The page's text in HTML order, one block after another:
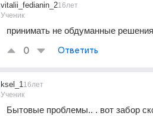
vitalii_fedianin_2
Ученик
16лет
принимать не обдуманные решения
0 Ответить
ksel_1
Ученик
16лет
Бытовые проблемы.. . вот забор